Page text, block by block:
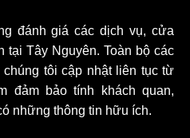
đánh giá các dịch vụ, cửa
tại Tây Nguyên. Toàn bộ các
tôi cập nhật liên tục từ
đảm bảo tính khách quan,
những thông tin hữu ích.